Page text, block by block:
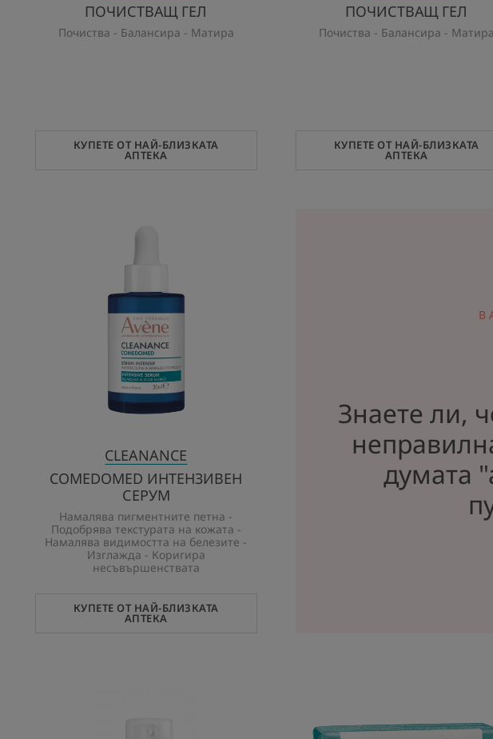
ПОЧИСТВАЩ ГЕЛ
Почиства - Балансира - Матира
КУПЕТЕ ОТ НАЙ-БЛИЗКАТА
АПТЕКА
ПОЧИСТВАЩ ГЕЛ
Почиства - Балансира - Матира
КУПЕТЕ ОТ НАЙ-БЛИЗКАТА
АПТЕКА
CLEANANCE
COMEDOMED ИНТЕНЗИВЕН
СЕРУМ
Намалява пигментните петна -
Подобрява текстурата на кожата -
Намалява видимостта на белезите -
Изглажда - Коригира
несъвършенствата
КУПЕТЕ ОТ НАЙ-БЛИЗКАТА
АПТЕКА
Знаете ли,
думата